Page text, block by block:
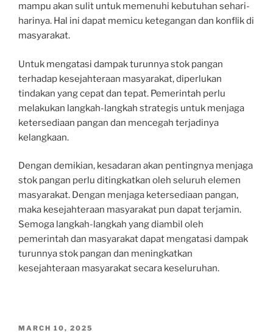
mampu akan sulit untuk memenuhi kebutuhan sehari-
harinya. Hal ini dapat memicu ketegangan dan konflik di
masyarakat.
Untuk mengatasi dampak turunnya stok pangan
terhadap kesejahteraan masyarakat, diperlukan
tindakan yang cepat dan tepat. Pemerintah perlu
melakukan langkah-langkah strategis untuk menjaga
ketersediaan pangan dan mencegah terjadinya
kelangkaan.
Dengan demikian, kesadaran akan pentingnya menjaga
stok pangan perlu ditingkatkan oleh seluruh elemen
masyarakat. Dengan menjaga ketersediaan pangan,
maka kesejahteraan masyarakat pun dapat terjamin.
Semoga langkah-langkah yang diambil oleh
pemerintah dan masyarakat dapat mengatasi dampak
turunnya stok pangan dan meningkatkan
kesejahteraan masyarakat secara keseluruhan.
POSTED
MARCH 10, 2025